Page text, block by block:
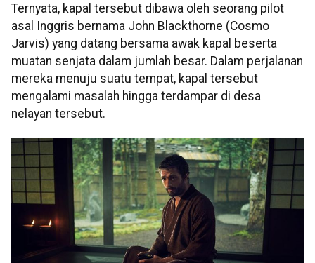
Ternyata, kapal tersebut dibawa oleh seorang pilot
asal Inggris bernama John Blackthorne (Cosmo
Jarvis) yang datang bersama awak kapal beserta
muatan senjata dalam jumlah besar. Dalam perjalanan
mereka menuju suatu tempat, kapal tersebut
mengalami masalah hingga terdampar di desa
nelayan tersebut.